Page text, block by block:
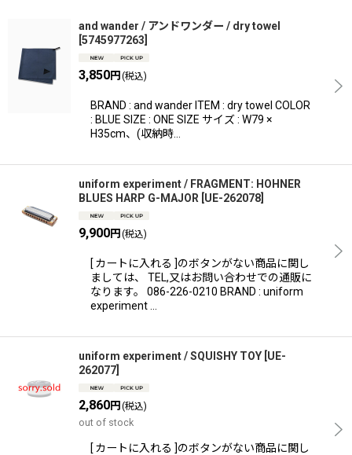
and wander / アンドワンダー / dry towel
5745977263
3,850円 (税込)
BRAND : and wander ITEM : dry towel COLOR
: BLUE SIZE : ONE SIZE サイズ : W79 ×
H35cm、(収納時…
uniform experiment / FRAGMENT: HOHNER
BLUES HARP G-MAJOR UE-262078
9,900円 (税込)
[ カートに入れる ]のボタンがない商品に関し
ましては、 TEL,又はお問い合わせでの通販に
なります。 086-226-0210 BRAND : uniform
experiment …
uniform experiment / SQUISHY TOY UE-
262077
2,860円 (税込)
out of stock
[ カートに入れる ]のボタンがない商品に関し